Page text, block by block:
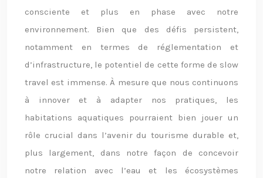
consciente et plus en phase avec notre
environnement. Bien que des défis persistent,
notamment en termes de réglementation et
d’infrastructure, le potentiel de cette forme de slow
travel est immense. À mesure que nous continuons
à innover et à adapter nos pratiques, les
habitations aquatiques pourraient bien jouer un
rôle crucial dans l’avenir du tourisme durable et,
plus largement, dans notre façon de concevoir
notre relation avec l’eau et les écosystèmes